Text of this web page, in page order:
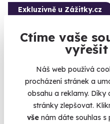
Ctíme vaše
Náš web používá
procházení stránek a
obsahu a reklamy. Díky
stránky zlepšovat.
vše nám dáte souhlas s
Exkluzivně u Zážitky.cz
Pobyt na zámku a
ve dvou
Sami dva s hlavou v